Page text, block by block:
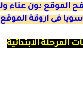
الموقع دون عناء
فى اروقة الموقع
الابتدائية